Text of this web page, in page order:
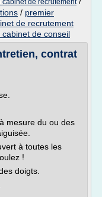
de recrutement
/ premier
de recrutement
de conseil
contrat
mesure du ou des
à toutes les
!
doigts.